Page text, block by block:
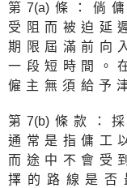
第7(a)條：倘
受阻而被迫延
期限屆滿前向
一段短時間。
僱主無須給予
第7(b)條款：
通常是指傭工
而途中不會受
擇的路線是否